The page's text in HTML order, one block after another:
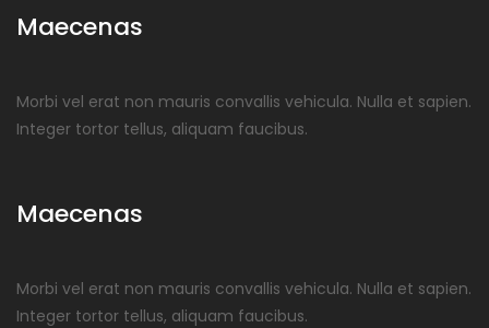
Maecenas
Morbi vel erat non mauris convallis vehicula. Nulla et sapien.
Integer tortor tellus, aliquam faucibus.
Maecenas
Morbi vel erat non mauris convallis vehicula. Nulla et sapien.
Integer tortor tellus, aliquam faucibus.